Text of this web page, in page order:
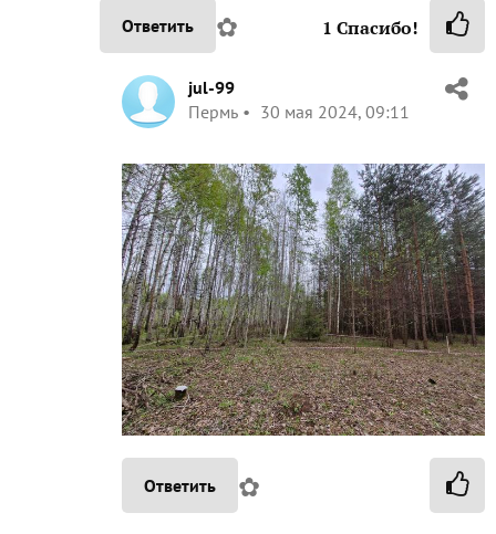
Ответить ✿ 1 Спасибо!
jul-99
Пермь
30 мая 2024, 09:11
Ответить ✿